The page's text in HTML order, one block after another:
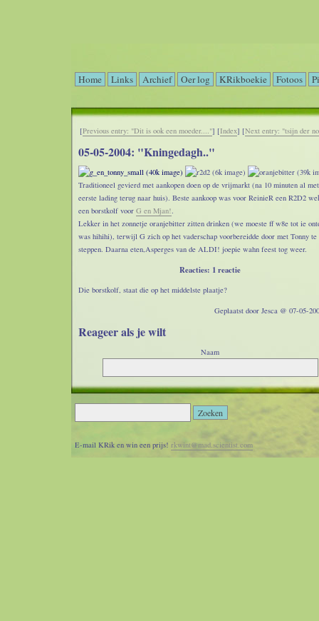
Home Links Archief Oer log KRikboekie Fotoos
[Previous entry: "Dit is ook een moeder...."] [Index] [Next entry: "tsijn der
05-05-2004: "Kningedagh.."
Traditioneel gevierd met aankopen doen op de vrijmarkt (na 10 minuten al
eerste lading terug naar huis). Beste aankoop was voor ReinieR een R2D2
een borstkolf voor G en Mjan!.
Lekker in het zonnetje oranjebitter zitten drinken (we moeste ff w8e tot ie
was hihihi), terwijl G zich op het vaderschap voorbereidde door met Tonny te
steppen. Daarna eten,Asperges van de ALDI! joepie wahn feest tog weer.
Reacties: 1 reactie
Die borstkolf, staat die op het middelste plaatje?
Geplaatst door Jesca @ 07-05-
Reageer als je wilt
Naam
E-Mail (optioneel)
E-mail KRik en win een prijs! rkwint@mad.scientist.com